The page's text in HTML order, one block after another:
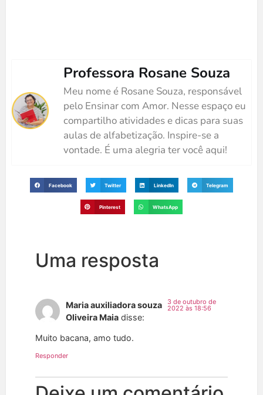
Professora Rosane Souza
Meu nome é Rosane Souza, responsável
pelo Ensinar com Amor. Nesse espaço eu
compartilho atividades e dicas para suas
aulas de alfabetização. Inspire-se a
vontade. É uma alegria ter você aqui!
Facebook Twitter LinkedIn Telegram
Pinterest WhatsApp
Uma resposta
Maria auxiliadora souza
Oliveira Maia disse:
3 de outubro de
2022 às 18:56
Muito bacana, amo tudo.
Responder